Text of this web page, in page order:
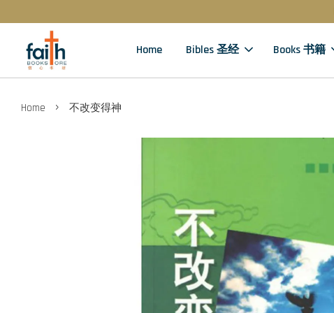
Home Bibles 圣经 Books 书籍
Home › 不改变得神